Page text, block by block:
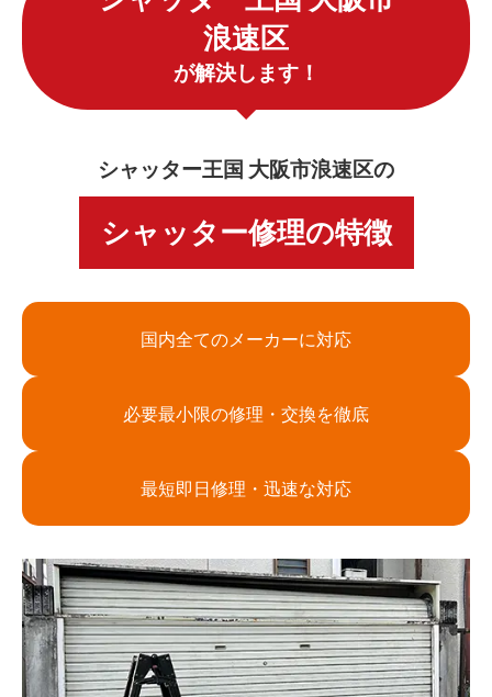
浪速区
が解決します！
シャッター王国 大阪市浪速区の
シャッター修理の特徴
国内全てのメーカーに対応
必要最小限の修理・交換を徹底
最短即日修理・迅速な対応